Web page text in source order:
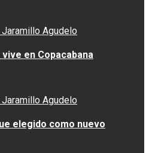
Agudelo
en Copacabana
Agudelo
elegido como nuevo